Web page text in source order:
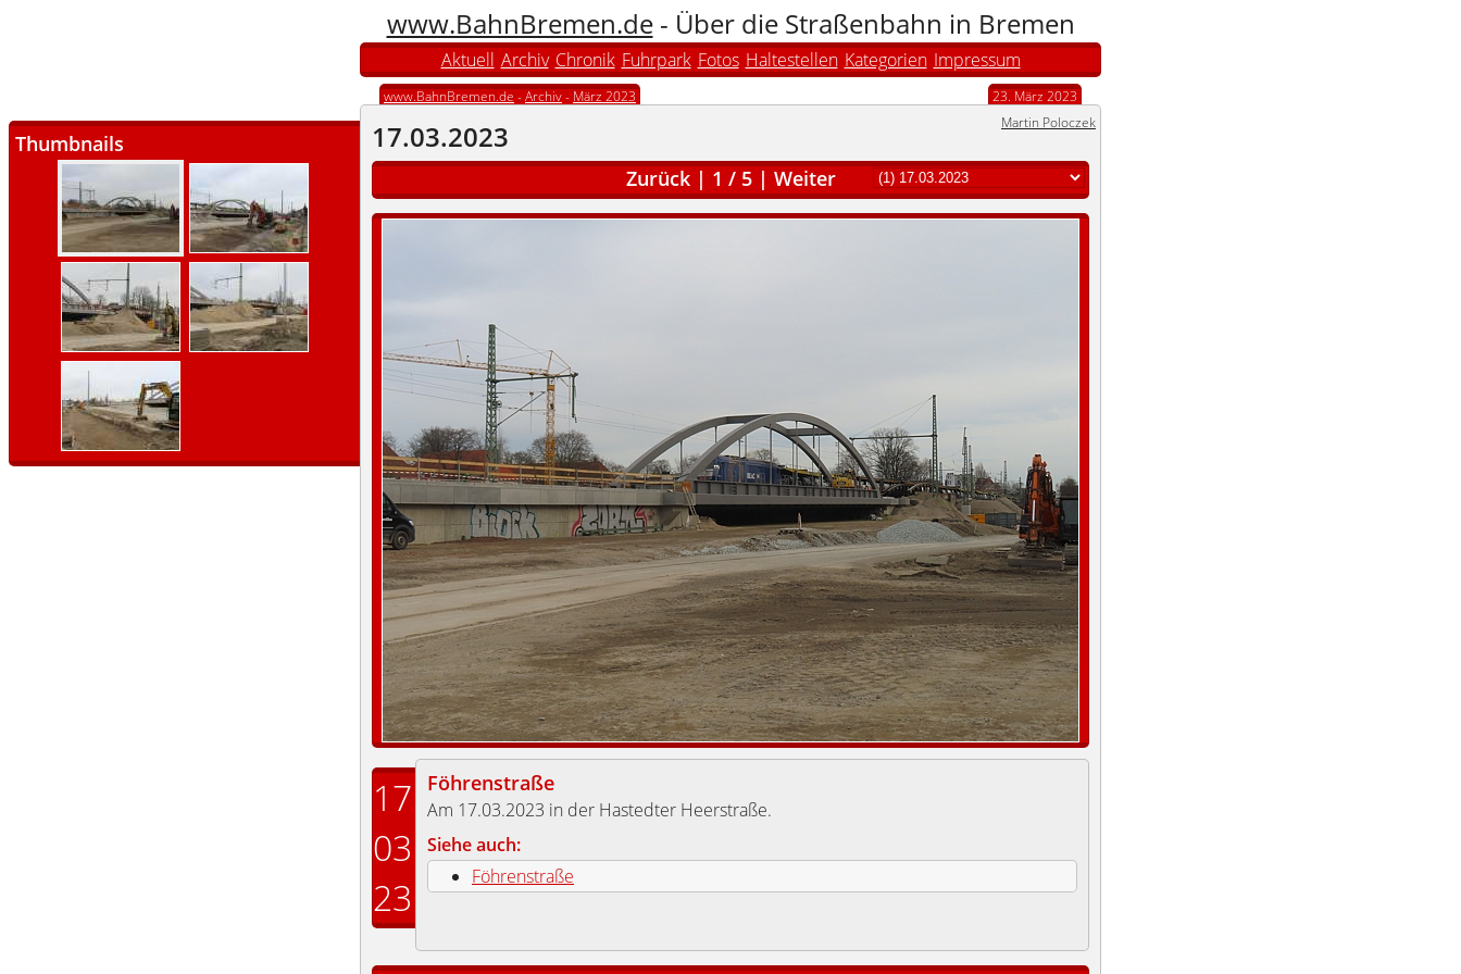
www.BahnBremen.de- Über die Straßenbahn in Bremen
Aktuell Archiv Chronik Fuhrpark Fotos Haltestellen Kategorien Impressum
Thumbnails
www.BahnBremen.de -Archiv- März 2023 23. März 2023
17.03.2023 Martin Poloczek
Zurück | 1 / 5 | Weiter
17
03
23
Föhrenstraße
Am 17.03.2023 in der Hastedter Heerstraße.
Siehe auch:
Föhrenstraße